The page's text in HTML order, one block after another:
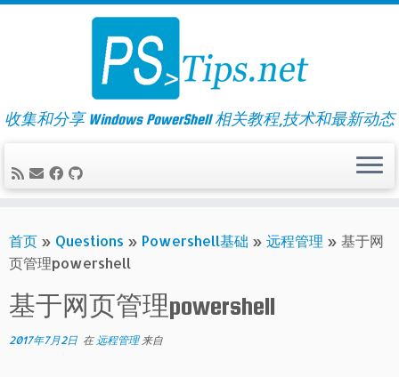
Skip
收集和分享 Windows PowerShell 相关教程,技术和最新动态
首页 » Questions » Powershell基础 » 远程管理 » 基于网
页管理powershell
基于网页管理powershell
2017年7月2日 在 远程管理 来自